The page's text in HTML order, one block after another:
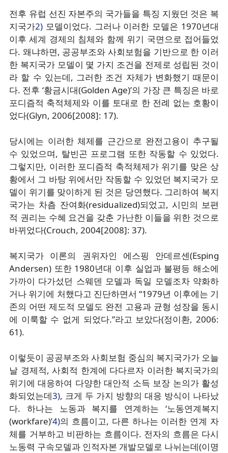
전후 유럽 선진 자본주의 국가들을 특징 지웠던 것은 복
지국가2) 모델이었다. 그러나 이러한 모델은 1970년대
이후 세계 경제의 침체와 함께 위기 국면으로 접어들었
다. 왜냐하면, 공공부조와 사회보험을 기반으로 한 이러
한 복지국가 모델이 몇 가지 조건을 전제로 성립된 것이
라 할 수 있는데, 그러한 조건 자체가 변화했기 때문이
다. 전후 ‘황금시대(Golden Age)’의 가장 큰 특징은 바로
포디즘적 축적체제와 이를 토대로 한 전례 없는 호황이
었다(Glyn, 2006[2008]: 17).
당시에는 이러한 체제를 근간으로 완전고용이 추구될
수 있었으며, 탈빈곤 프로그램 또한 작동할 수 있었다.
그렇지만, 이러한 포디즘적 축적체제가 위기를 맞은 상
황에서 그 바탕 위에서만 작동할 수 있었던 복지국가 모
델이 위기를 맞이하게 된 것은 당연했다. 그리하여 복지
국가는 차츰 잔여화(residualized)되었고, 시민의 보편
적 권리는 수혜 요건을 갖춘 가난한 이들을 위한 것으로
바뀌었다(Crouch, 2004[2008]: 37).
복지국가 이론의 권위자인 에스핑 안데르센(Esping
Andersen) 또한 1980년대 이후 실업과 불평등 해소에
가까이 다가섰던 스웨덴 모델과 독일 모델조차 약화하
거나 위기에 처했다고 진단하면서 “1979년 이후에는 기
존의 어떤 제도적 모델도 완전 고용과 균형 성장을 동시
에 이룩할 수 없게 되었다.”라고 보았다(정이환, 2006:
61).
이렇듯이 공공부조와 사회보험 중심의 복지국가가 오늘
날 경제적, 사회적 한계에 다다르자 이러한 복지국가의
위기에 대응하여 다양한 대안적 소득 보장 논의가 활성
화되었는데3), 크게 두 가지 방향의 대응 방식이 나타났
다. 하나는 노동과 복지를 연계하는 ‘노동연계복지
(workfare)’4)의 흐름이고, 다른 하나는 이러한 연계 자
체를 거부하고 비판하는 흐름이다. 전자의 흐름은 다시
노동력 구속모델과 인적자본 개발모델로 나뉘는데(이명